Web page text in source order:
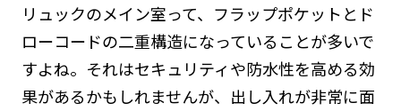
リュックのメイン室って、フラップポケットとド
ローコードの二重構造になっていることが多いで
すよね。それはセキュリティや防水性を高める効
果があるかもしれませんが、出し入れが非常に面